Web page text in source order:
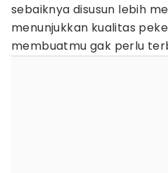
sebaiknya disusun lebih
menunjukkan kualitas
membuatmu gak perlu